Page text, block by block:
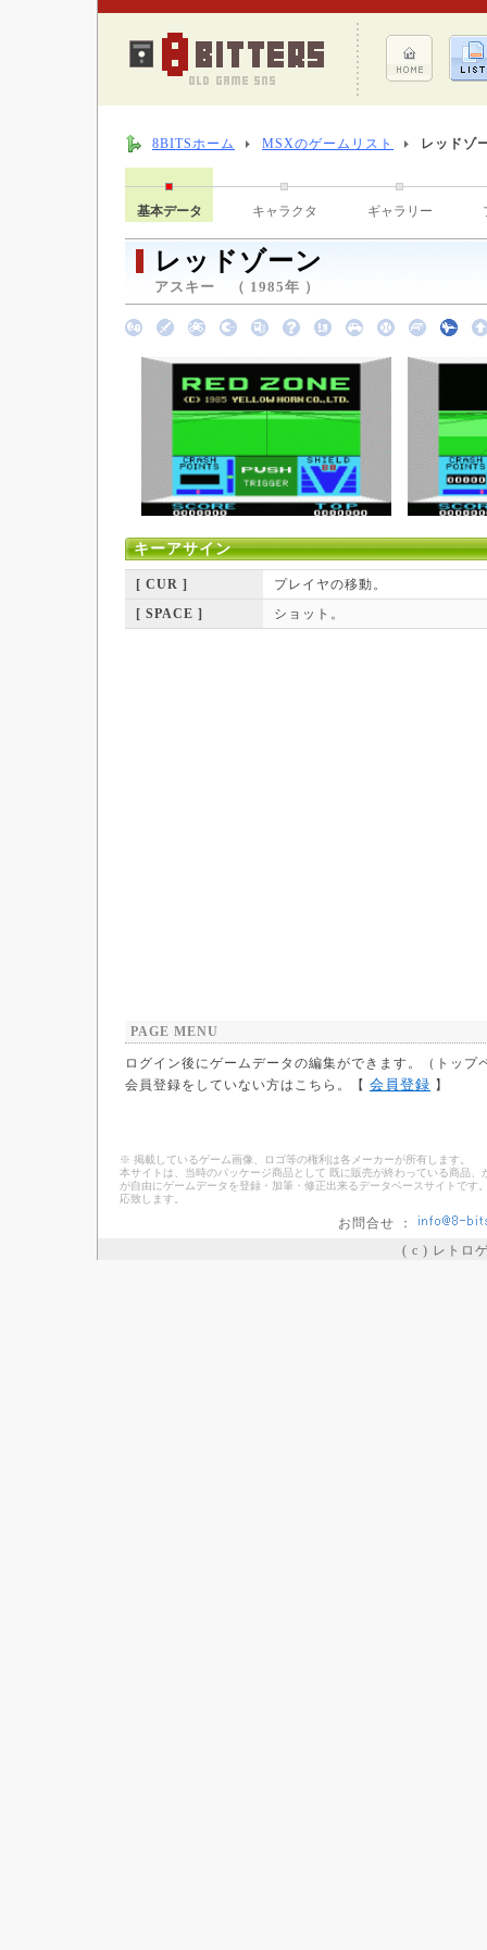
8BITSホーム MSXのゲームリスト レッドゾ
基本データ キャラクタ ギャラリー
レッドゾーン
アスキー （ 1985年 ）
キーアサイン
[ CUR ]
プレイヤの移動。
[ SPACE ]
ショット。
PAGE MENU
ログイン後にゲームデータの編集ができます。（トッ
会員登録をしていない方はこちら。【 会員登録 】
※ 掲載しているゲーム画像、ロゴ等の権利は各メーカーが所有します。
本サイトは、当時のパッケージ商品として 既に販売が終わっている商品
が自由にゲームデータを登録・加筆・修正出来るデータベースサイトで
応致します。
お問合せ ：
( c ) レトロ